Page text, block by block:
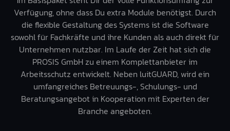
Verfügung, ohne dass Du extra Module benötigst. Durch
die flexible Gestaltung des Systems ist die Software
sowohl für Fachkräfte und ihre Kunden als auch direkt für
Unternehmen nutzbar. Im Laufe der Zeit hat sich die
PROSIS GmbH zu einem Komplettanbieter im
Arbeitsschutz entwickelt. Neben luitGUARD, wird ein
umfangreiches Betreuungs-, Schulungs- und
Beratungsangebot in Kooperation mit Experten der
Branche angeboten.